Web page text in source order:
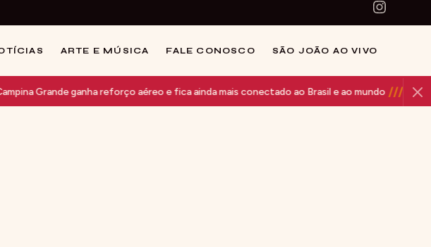
ARTE E MÚSICA FALE CONOSCO SÃO JOÃO AO VIVO
ganha reforço aéreo e fica ainda mais conectado ao Brasil e ao mundo///Camarote Azul